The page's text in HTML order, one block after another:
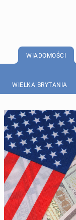
WIADOMOŚCI
WIELKA BRYTANIA